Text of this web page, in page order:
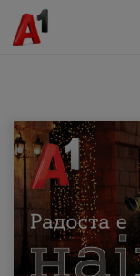
МК EN SQ
Приватни